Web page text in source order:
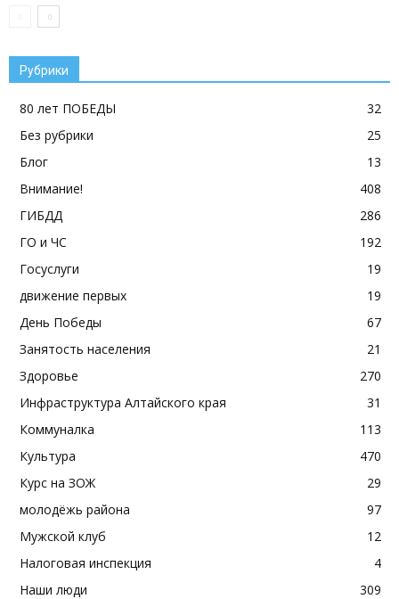
Рубрики
80 лет ПОБЕДЫ
32
Без рубрики
25
Блог
13
Внимание!
408
ГИБДД
286
ГО и ЧС
192
Госуслуги
19
движение первых
19
День Победы
67
Занятость населения
21
Здоровье
270
Инфраструктура Алтайского края
31
Коммуналка
113
Культура
470
Курс на ЗОЖ
29
молодёжь района
97
Мужской клуб
12
Налоговая инспекция
4
Наши люди
309